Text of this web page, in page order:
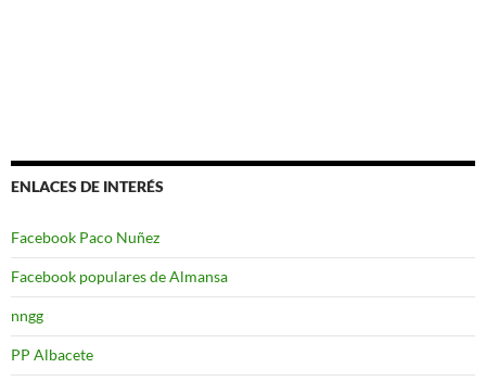
ENLACES DE INTERÉS
Facebook Paco Nuñez
Facebook populares de Almansa
nngg
PP Albacete